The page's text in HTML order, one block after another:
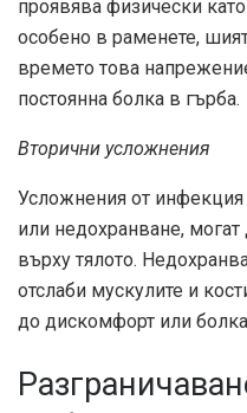
проявява физически
особено в раменете,
времето това
постоянна болка в гърба.
Вторични усложнения
Усложнения от инфекция
или недохранване,
върху тялото.
отслаби мускулите и
до дискомфорт или